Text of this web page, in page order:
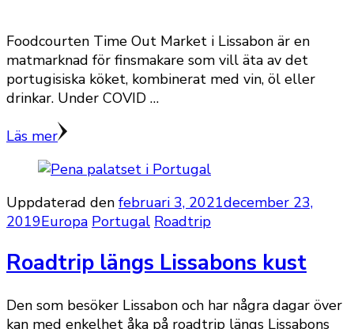
Foodcourten Time Out Market i Lissabon är en
matmarknad för finsmakare som vill äta av det
portugisiska köket, kombinerat med vin, öl eller
drinkar. Under COVID …
Läs mer
Uppdaterad den februari 3, 2021december 23,
2019Europa Portugal Roadtrip
Roadtrip längs Lissabons kust
Den som besöker Lissabon och har några dagar över
kan med enkelhet åka på roadtrip längs Lissabons